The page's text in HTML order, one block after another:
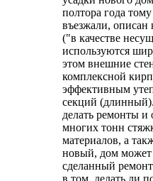
полтора года
въезжали, описан
("в качестве
используются
этом внешние
комплексной
эффективным
секций
делать ремонты и
многих тонн
материалов, а
новый, дом может
сделанный